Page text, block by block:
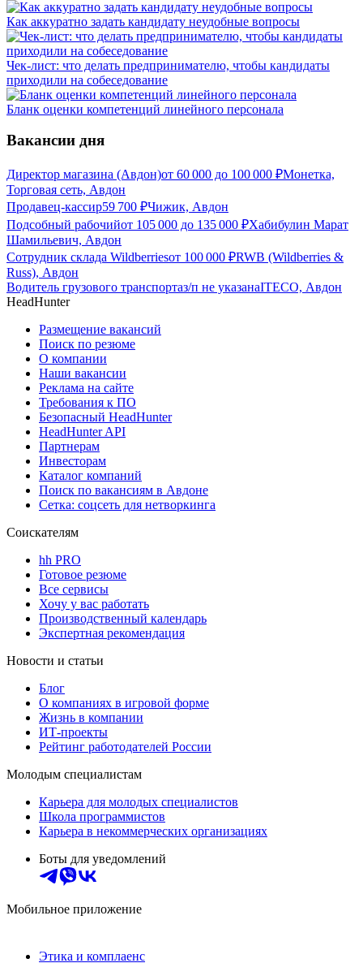
Как аккуратно задать кандидату неудобные вопросы
Чек-лист: что делать предпринимателю, чтобы кандидаты
приходили на собеседование
Бланк оценки компетенций линейного персонала
Вакансии дня
Директор магазина (Авдон)от 60 000 до 100 000 ₽Монетка,
Торговая сеть, Авдон
Продавец-кассир59 700 ₽Чижик, Авдон
Подсобный рабочийот 105 000 до 135 000 ₽Хабибулин Марат
Шамильевич, Авдон
Сотрудник склада Wildberriesот 100 000 ₽RWB (Wildberries &
Russ), Авдон
Водитель грузового транспортаз/п не указанаITECO, Авдон
HeadHunter
Размещение вакансий
Поиск по резюме
О компании
Наши вакансии
Реклама на сайте
Требования к ПО
Безопасный HeadHunter
HeadHunter API
Партнерам
Инвесторам
Каталог компаний
Поиск по вакансиям в Авдоне
Сетка: соцсеть для нетворкинга
Соискателям
hh PRO
Готовое резюме
Все сервисы
Хочу у вас работать
Производственный календарь
Экспертная рекомендация
Новости и статьи
Блог
О компаниях в игровой форме
Жизнь в компании
ИТ-проекты
Рейтинг работодателей России
Молодым специалистам
Карьера для молодых специалистов
Школа программистов
Карьера в некоммерческих организациях
Боты для уведомлений
Мобильное приложение
Этика и комплаенс